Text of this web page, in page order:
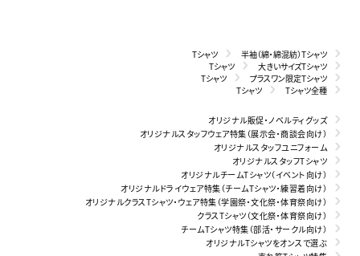
Tシャツ
半袖（綿・綿混紡）Tシャツ
Tシャツ
大きいサイズTシャツ
Tシャツ
プラスワン限定Tシャツ
Tシャツ
Tシャツ全種
オリジナル販促・ノベルティグッズ
オリジナルスタッフウェア特集（展示会・商談会向け）
オリジナルスタッフユニフォーム
オリジナルスタッフTシャツ
オリジナルチームTシャツ（イベント向け）
オリジナルドライウェア特集（チームTシャツ・練習着向け）
オリジナルクラスTシャツ・ウェア特集（学園祭・文化祭・体育祭向け）
クラスTシャツ（文化祭・体育祭向け）
チームTシャツ特集（部活・サークル向け）
オリジナルTシャツをオンスで選ぶ